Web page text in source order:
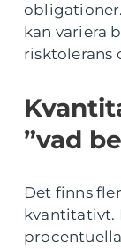
kan variera
risktolerans
”vad
Det finns
kvantitativt.